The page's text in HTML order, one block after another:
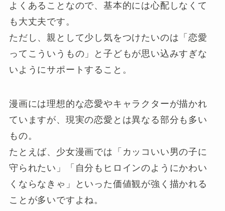
よくあることなので、基本的には心配しなくて
も大丈夫です。
ただし、親として少し気をつけたいのは「恋愛
ってこういうもの」と子どもが思い込みすぎな
いようにサポートすること。
漫画には理想的な恋愛やキャラクターが描かれ
ていますが、現実の恋愛とは異なる部分も多い
もの。
たとえば、少女漫画では「カッコいい男の子に
守られたい」「自分もヒロインのようにかわい
くならなきゃ」といった価値観が強く描かれる
ことが多いですよね。